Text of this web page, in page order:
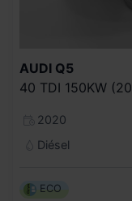
AUDI Q5
40 TDI 150KW
2020
Diésel
ECO